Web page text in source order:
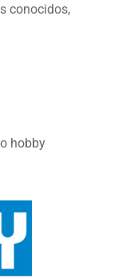
conocidos,
hobby